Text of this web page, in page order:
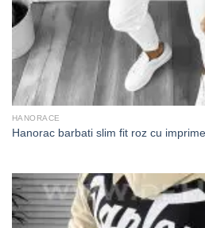
HANORACE
Hanorac barbati slim fit roz cu